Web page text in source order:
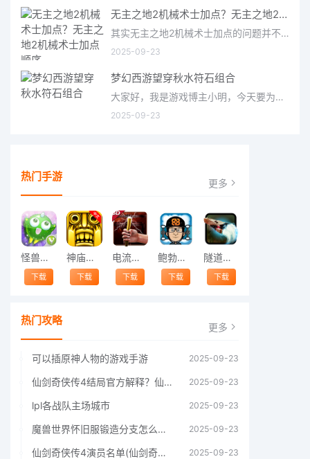
无主之地2机械术士加点？无主之地2机械术士加点顺序
其实无主之地2机械术士加点的问题并不复杂，但是又很多的朋友都不太了解无主之地2机械术士加点顺序，因此呢，今天
2025-09-23
梦幻西游望穿秋水符石组合
大家好，我是游戏博主小明，今天要为大家介绍的是梦幻西游中备受关注的望穿秋水符石组合。这个组合在游戏中被称
2025-09-23
热门手游 更多
怪兽跳跃
下载
神庙逃亡中文版
下载
电流急急棒
下载
鲍勃的梦境
下载
隧道逃脱
下载
热门攻略 更多
可以插原神人物的游戏手游 2025-09-23
仙剑奇侠传4结局官方解释？仙剑四结局深度解析 2025-09-23
lpl各战队主场城市 2025-09-23
魔兽世界怀旧服锻造分支怎么选择60年代分支选择推荐 2025-09-23
仙剑奇侠传4演员名单(仙剑奇侠传4四大主角) 2025-09-23